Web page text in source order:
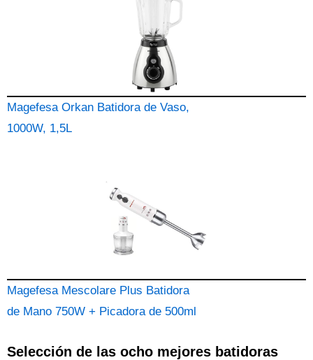
Magefesa Orkan Batidora de Vaso,
1000W, 1,5L
Magefesa Mescolare Plus Batidora
de Mano 750W + Picadora de 500ml
Selección de las ocho mejores batidoras